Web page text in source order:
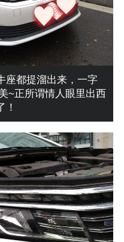
座都提溜出来，一字
~正所谓情人眼里出西
！